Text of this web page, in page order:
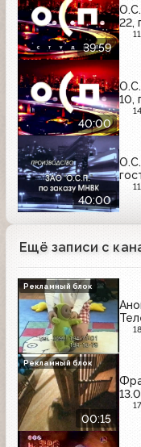
39:59
22,
40:00
10,
40:00
Ещё записи с
Рекламный блок
00:15
Рекламный блок